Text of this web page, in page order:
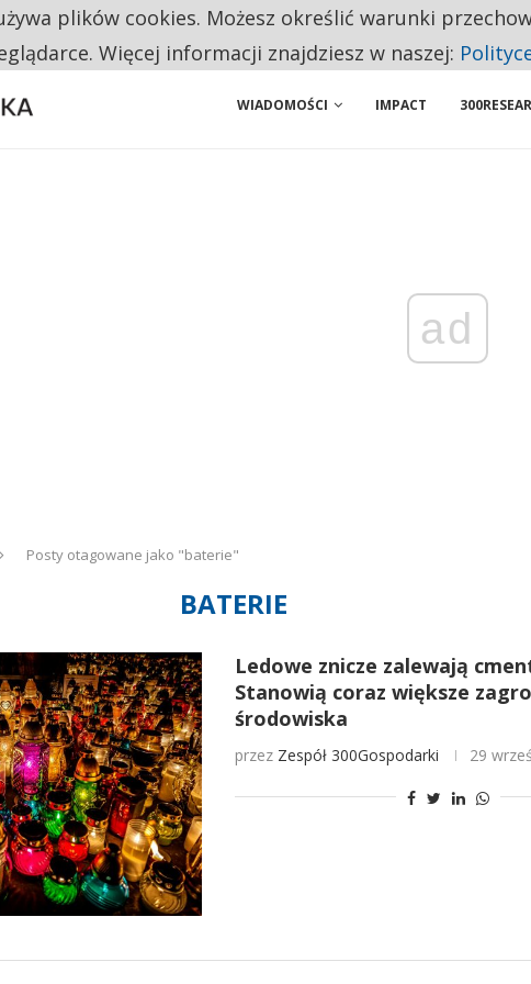
UDERZAJĄ W EUROPEJSKI PRZEMYSŁ. NA LIŚCIE SĄ DWA PODMIOTY Z POLSKI
WIADOMOŚCI IMPACT
ad
Posty otagowane jako "baterie"
BATERIE
Ledowe znicze zalewają
Stanowią coraz większe
środowiska
przez Zespół 300Gospodarki 29
plików cookies. Możesz określić warunki
Więcej informacji znajdziesz w naszej: